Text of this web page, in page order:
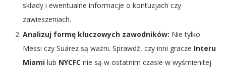
składy i ewentualne informacje o kontuzjach czy
zawieszeniach.
Analizuj formę kluczowych zawodników: Nie tylko
Messi czy Suárez są ważni. Sprawdź, czy inni gracze Interu
Miami lub NYCFC nie są w ostatnim czasie w wyśmienitej